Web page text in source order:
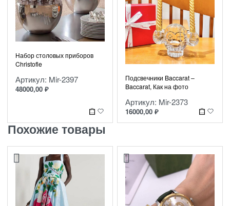
Набор столовых приборов
Christofle
Артикул: Mir-2397
48000,00 ₽
Подсвечники Baccarat –
Baccarat, Как на фото
Артикул: Mir-2373
16000,00 ₽
Похожие товары